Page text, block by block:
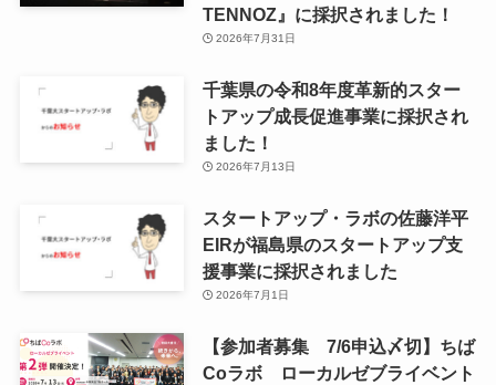
TENNOZ』に採択されました！
2026年7月31日
千葉県の令和8年度⾰新的スター
トアップ成⻑促進事業に採択され
ました！
2026年7月13日
スタートアップ・ラボの佐藤洋平
EIRが福島県のスタートアップ支
援事業に採択されました
2026年7月1日
【参加者募集 7/6申込〆切】ちば
Coラボ ローカルゼブライベント